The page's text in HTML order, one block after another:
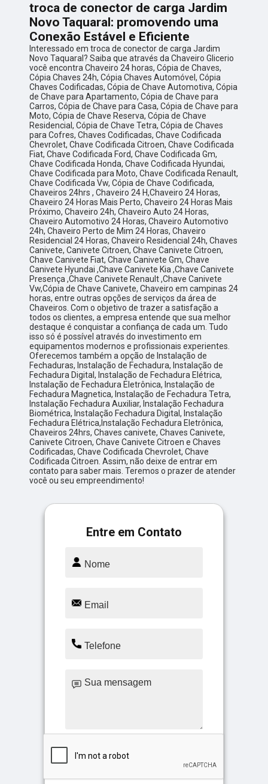
troca de conector de carga Jardim
Novo Taquaral: promovendo uma
Conexão Estável e Eficiente
Interessado em troca de conector de carga Jardim
Novo Taquaral? Saiba que através da Chaveiro Glicerio
você encontra Chaveiro 24 horas, Cópia de Chaves,
Cópia Chaves 24h, Cópia Chaves Automóvel, Cópia
Chaves Codificadas, Cópia de Chave Automotiva, Cópia
de Chave para Apartamento, Cópia de Chave para
Carros, Cópia de Chave para Casa, Cópia de Chave para
Moto, Cópia de Chave Reserva, Cópia de Chave
Residencial, Cópia de Chave Tetra, Cópia de Chaves
para Cofres, Chaves Codificadas, Chave Codificada
Chevrolet, Chave Codificada Citroen, Chave Codificada
Fiat, Chave Codificada Ford, Chave Codificada Gm,
Chave Codificada Honda, Chave Codificada Hyundai,
Chave Codificada para Moto, Chave Codificada Renault,
Chave Codificada Vw, Cópia de Chave Codificada,
Chaveiros 24hrs , Chaveiro 24 H,Chaveiro 24 Horas,
Chaveiro 24 Horas Mais Perto, Chaveiro 24 Horas Mais
Próximo, Chaveiro 24h, Chaveiro Auto 24 Horas,
Chaveiro Automotivo 24 Horas, Chaveiro Automotivo
24h, Chaveiro Perto de Mim 24 Horas, Chaveiro
Residencial 24 Horas, Chaveiro Residencial 24h, Chaves
Canivete, Canivete Citroen, Chave Canivete Citroen,
Chave Canivete Fiat, Chave Canivete Gm, Chave
Canivete Hyundai ,Chave Canivete Kia ,Chave Canivete
Presença ,Chave Canivete Renault ,Chave Canivete
Vw,Cópia de Chave Canivete, Chaveiro em campinas 24
horas, entre outras opções de serviços da área de
Chaveiros. Com o objetivo de trazer a satisfação a
todos os clientes, a empresa entende que sua melhor
destaque é conquistar a confiança de cada um. Tudo
isso só é possível através do investimento em
equipamentos modernos e profissionais experientes.
Oferecemos também a opção de Instalação de
Fechaduras, Instalação de Fechadura, Instalação de
Fechadura Digital, Instalação de Fechadura Elétrica,
Instalação de Fechadura Eletrônica, Instalação de
Fechadura Magnetica, Instalação de Fechadura Tetra,
Instalação Fechadura Auxiliar, Instalação Fechadura
Biométrica, Instalação Fechadura Digital, Instalação
Fechadura Elétrica,Instalação Fechadura Eletrônica,
Chaveiros 24hrs, Chaves canivete, Chaves Canivete,
Canivete Citroen, Chave Canivete Citroen e Chaves
Codificadas, Chave Codificada Chevrolet, Chave
Codificada Citroen. Assim, não deixe de entrar em
contato para saber mais. Teremos o prazer de atender
você ou seu empreendimento!
Entre em Contato